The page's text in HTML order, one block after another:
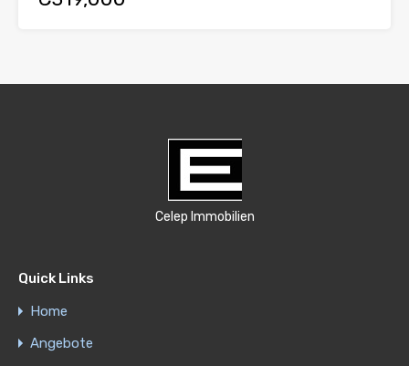
Celep Immobilien
Quick Links
Home
Angebote